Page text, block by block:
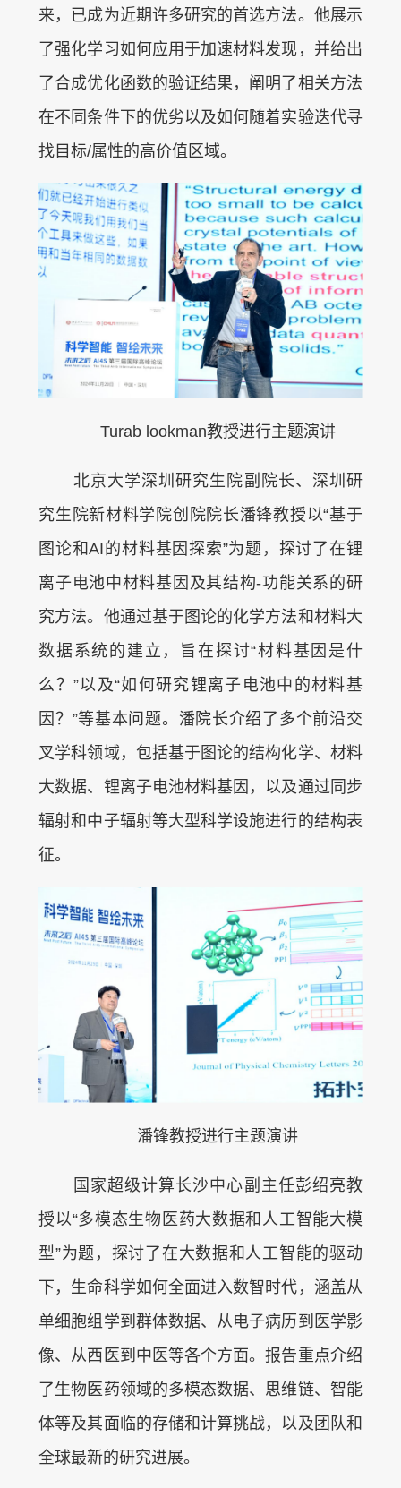
来，已成为近期许多研究的首选方法。他展示
了强化学习如何应用于加速材料发现，并给出
了合成优化函数的验证结果，阐明了相关方法
在不同条件下的优劣以及如何随着实验迭代寻
找目标/属性的高价值区域。
Turab lookman教授进行主题演讲
北京大学深圳研究生院副院长、深圳研
究生院新材料学院创院院长潘锋教授以“基于
图论和AI的材料基因探索”为题，探讨了在锂
离子电池中材料基因及其结构-功能关系的研
究方法。他通过基于图论的化学方法和材料大
数据系统的建立，旨在探讨“材料基因是什
么？”以及“如何研究锂离子电池中的材料基
因？”等基本问题。潘院长介绍了多个前沿交
叉学科领域，包括基于图论的结构化学、材料
大数据、锂离子电池材料基因，以及通过同步
辐射和中子辐射等大型科学设施进行的结构表
征。
潘锋教授进行主题演讲
国家超级计算长沙中心副主任彭绍亮教
授以“多模态生物医药大数据和人工智能大模
型”为题，探讨了在大数据和人工智能的驱动
下，生命科学如何全面进入数智时代，涵盖从
单细胞组学到群体数据、从电子病历到医学影
像、从西医到中医等各个方面。报告重点介绍
了生物医药领域的多模态数据、思维链、智能
体等及其面临的存储和计算挑战，以及团队和
全球最新的研究进展。